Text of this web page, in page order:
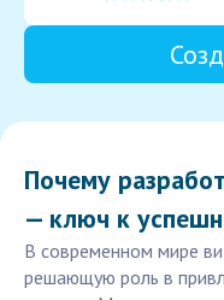
Почему
— ключ к
В современном мире
решающую роль в